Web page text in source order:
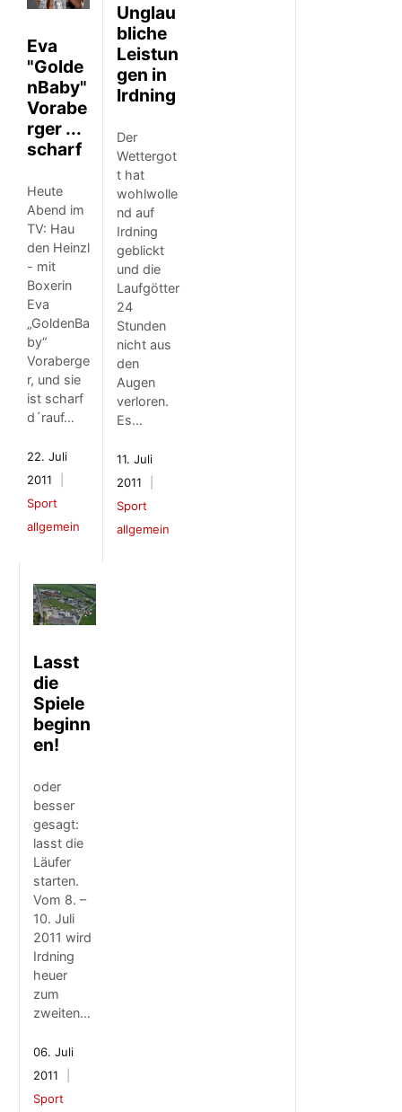
Eva
"Golde
nBaby"
Vorabe
rger ...
scharf
Heute
Abend im
TV: Hau
den Heinzl
- mit
Boxerin
Eva
„GoldenBa
by“
Voraberge
r, und sie
ist scharf
d´rauf…
22. Juli
2011
Sport
allgemein
Unglau
bliche
Leistun
gen in
Irdning
Der
Wettergot
t hat
wohlwolle
nd auf
Irdning
geblickt
und die
Laufgötter
24
Stunden
nicht aus
den
Augen
verloren.
Es…
11. Juli
2011
Sport
allgemein
Lasst
die
Spiele
beginn
en!
oder
besser
gesagt:
lasst die
Läufer
starten.
Vom 8. –
10. Juli
2011 wird
Irdning
heuer
zum
zweiten…
06. Juli
2011
Sport